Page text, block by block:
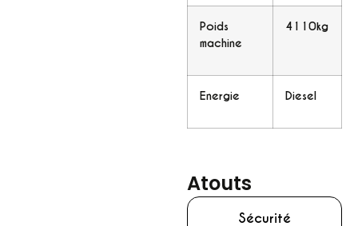
Poids
machine
4110kg
Energie Diesel
Atouts
Sécurité